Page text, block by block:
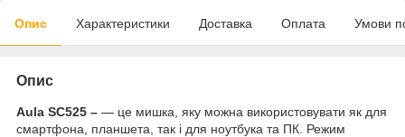
Опис Характеристики Доставка Оплата Умови
Опис
Aula SC525 – — це мишка, яку можна використовувати як для
смартфона, планшета, так і для ноутбука та ПК. Режим